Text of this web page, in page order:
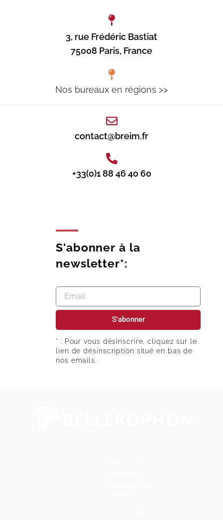
3, rue Frédéric Bastiat
75008 Paris, France
Nos bureaux en régions >>
contact@breim.fr
+33(0)1 88 46 40 60
S'abonner à la
newsletter*:
S'abonner
* : Pour vous désinscrire, cliquez sur le
lien de désinscription situé en bas de
nos emails.